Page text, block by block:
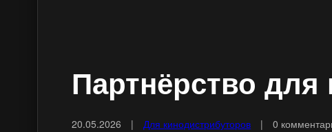
Партнёрство
20.05.2026 | Для кинодистрибуторов | 0